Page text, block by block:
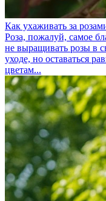
Как ухаживать за
Роза, пожалуй, самое
не выращивать розы в
уходе, но оставаться
цветам...